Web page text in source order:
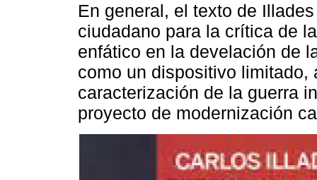
En general, el texto de
ciudadano para la crítica de
enfático en la develación de
como un dispositivo
caracterización de la guerra
proyecto de modernización